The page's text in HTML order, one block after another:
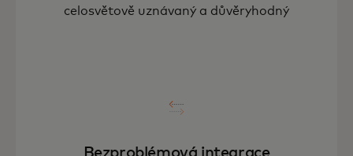
celosvětově uznávaný a důvěryhodný
Bezproblémová integrace